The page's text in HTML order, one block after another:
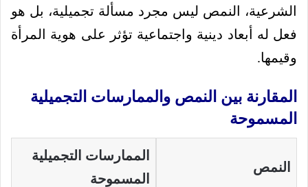
الشرعية، النمص ليس مجرد مسألة تجميلية، بل هو
فعل له أبعاد دينية واجتماعية تؤثر على هوية المرأة
وقيمها.
المقارنة بين النمص والممارسات التجميلية
المسموحة
النمص
الممارسات التجميلية
المسموحة